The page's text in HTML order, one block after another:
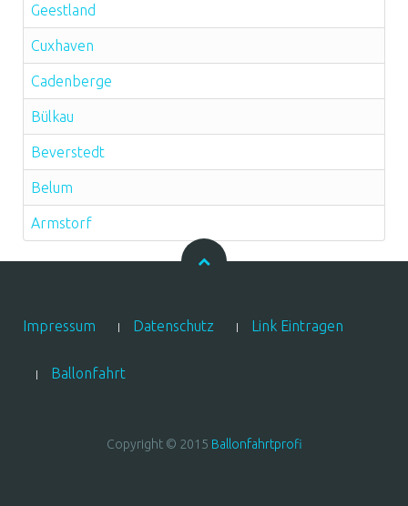
Geestland
Cuxhaven
Cadenberge
Bülkau
Beverstedt
Belum
Armstorf
Impressum Datenschutz Link Eintragen
Ballonfahrt
Copyright © 2015 Ballonfahrtprofi